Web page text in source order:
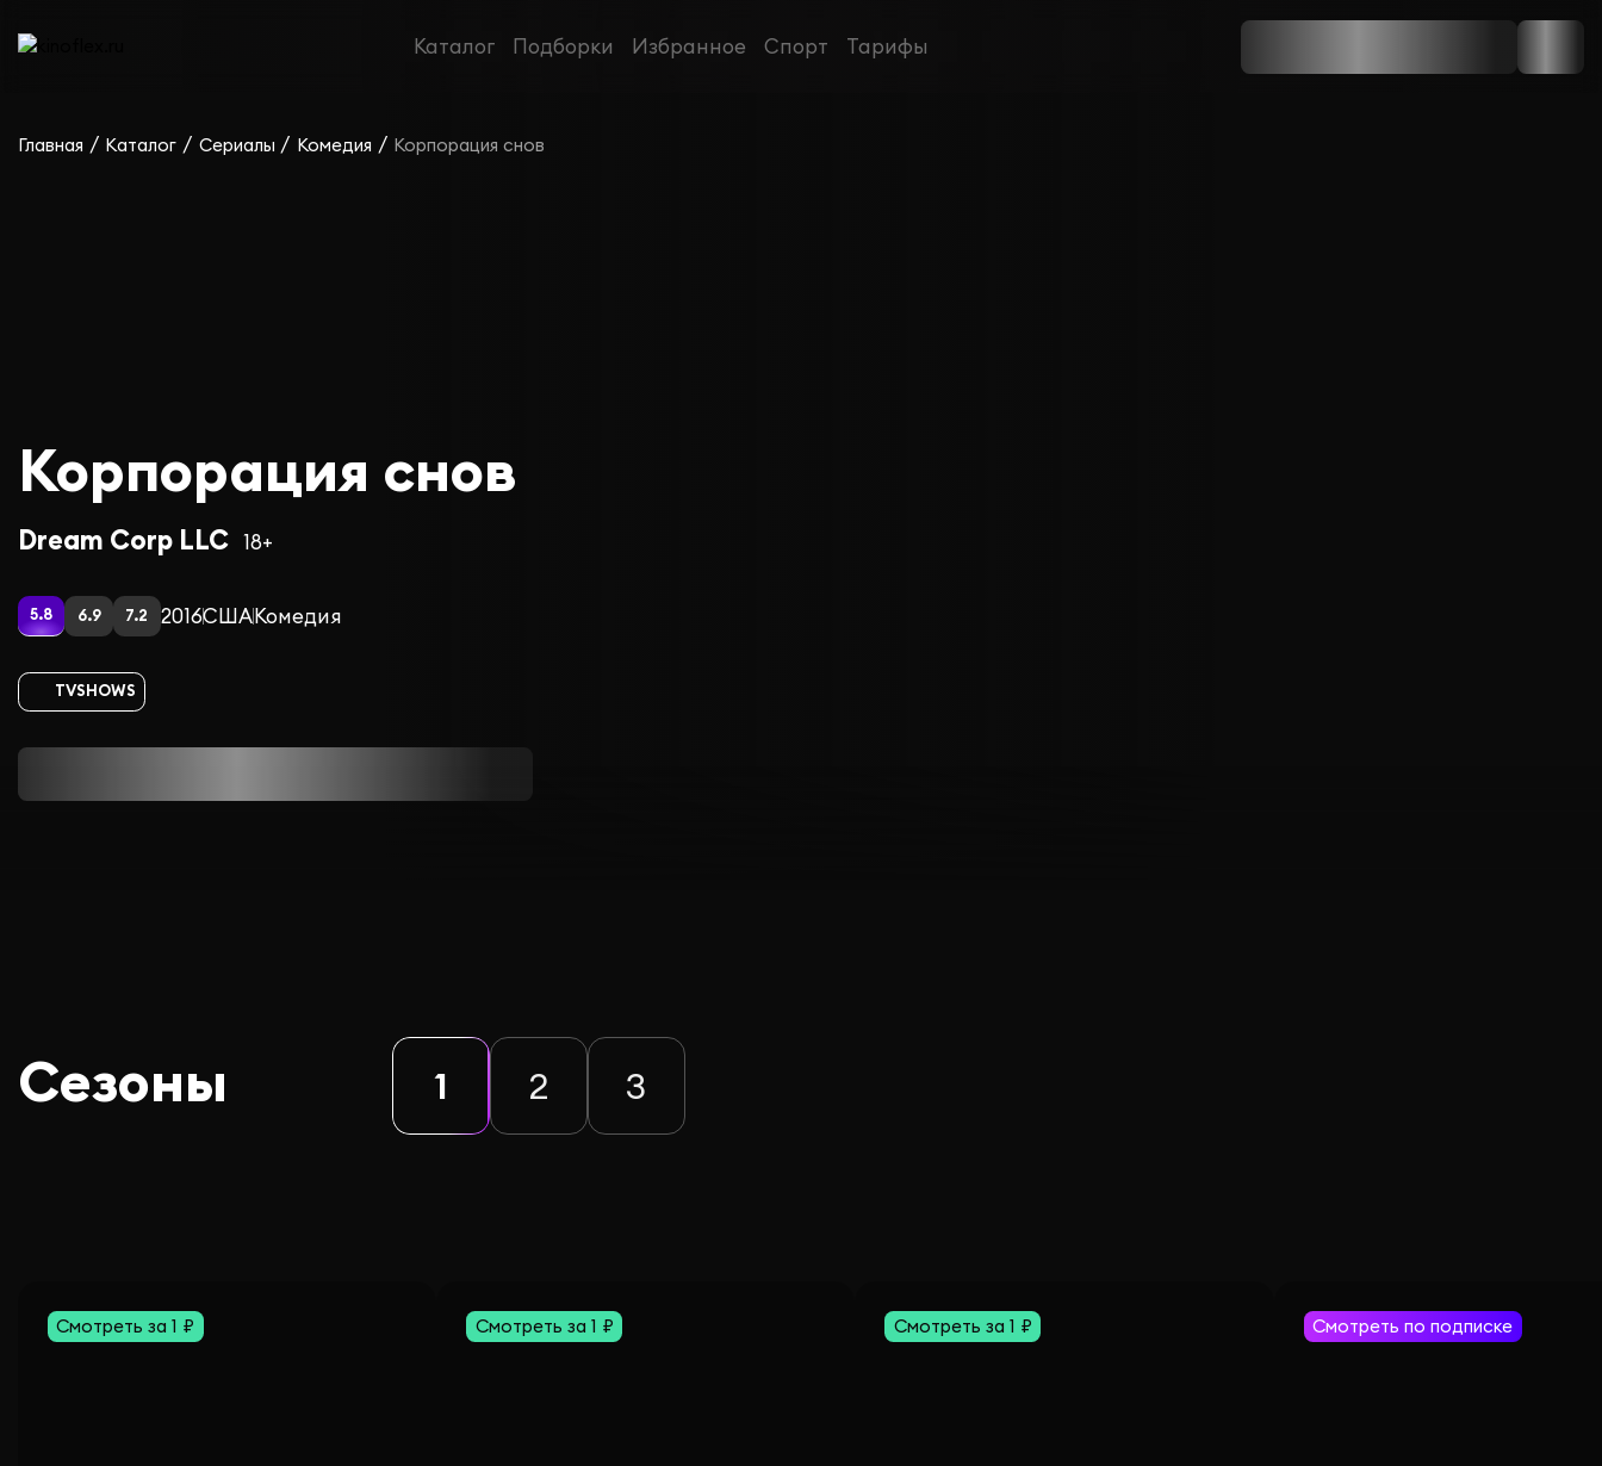
Каталог Подборки Избранное Спорт Тарифы
Главная / Каталог / Сериалы / Комедия / Корпорация снов
Корпорация снов
Dream Corp LLC 18+
5.8 6.9 7.2 2016СШАКомедия
TVSHOWS
Сезоны 1 2 3
Смотреть за 1 ₽ Смотреть за 1 ₽ Смотреть за 1 ₽ Смотреть по подписке